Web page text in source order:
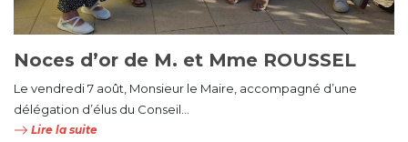
Noces d’or de M. et Mme ROUSSEL
Le vendredi 7 août, Monsieur le Maire, accompagné d’une
délégation d’élus du Conseil...
Lire la suite